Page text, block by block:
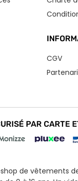
CGV
PAR CARTE
de vêtements